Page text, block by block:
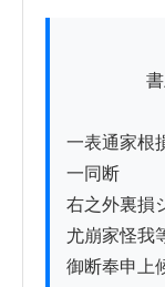
名主
一表通家根
一同断　　
右之外裏損
尤崩家怪我
御断奉申上